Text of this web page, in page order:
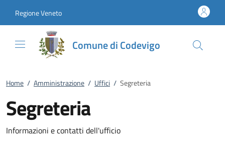
Regione Veneto
Comune di Codevigo
Home / Amministrazione / Uffici / Segreteria
Segreteria
Informazioni e contatti dell'ufficio